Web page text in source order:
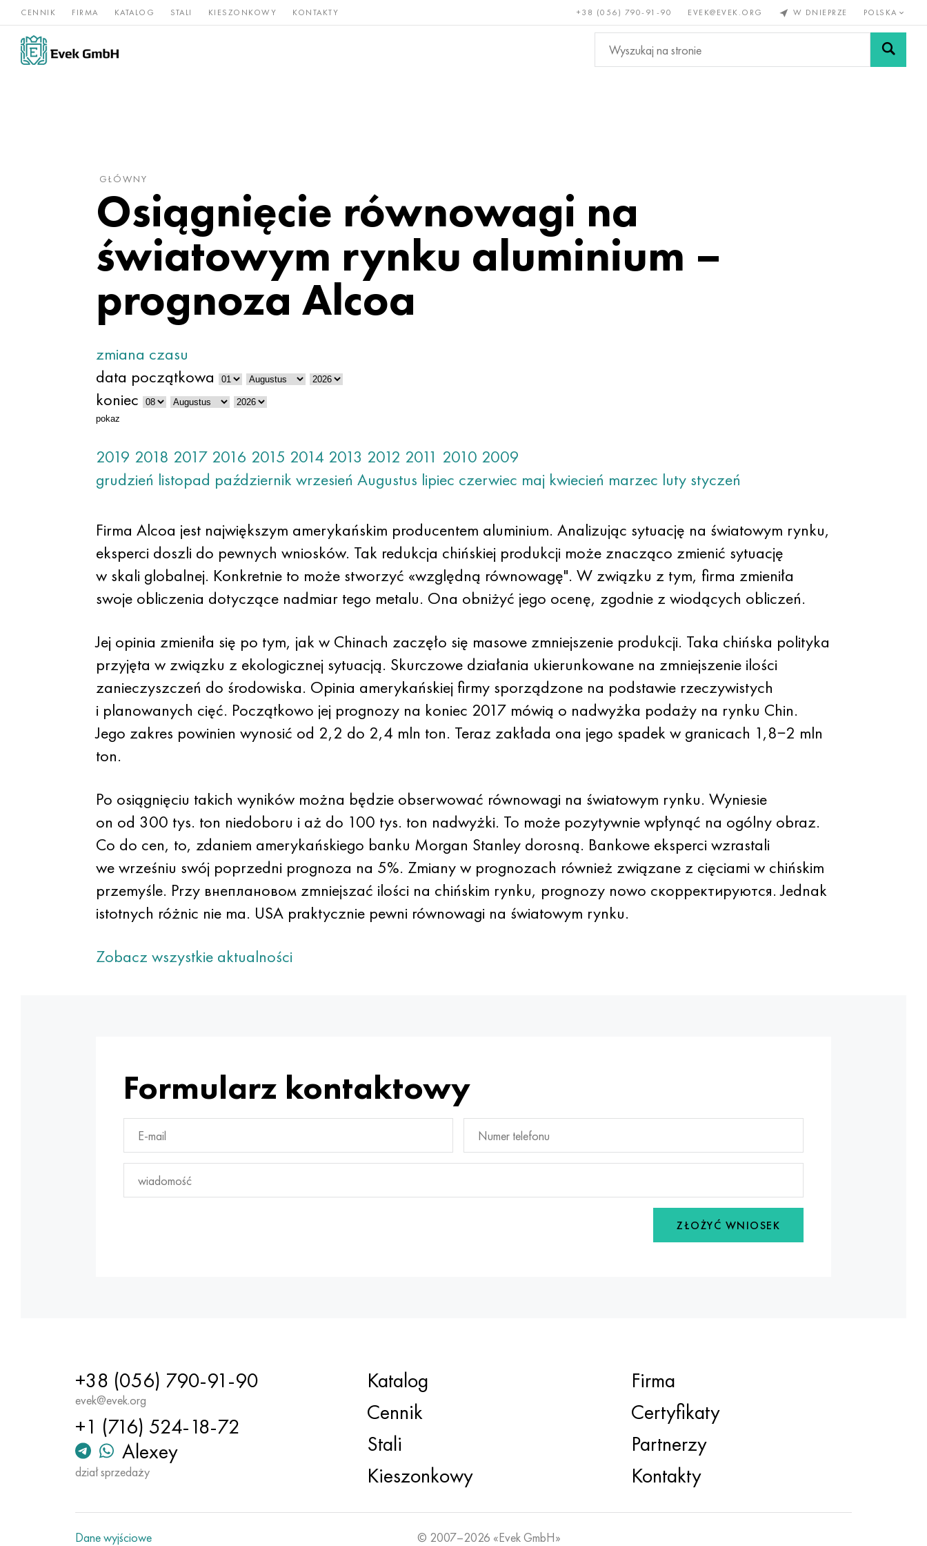
CENNIK FIRMA KATALOG STALI KIESZONKOWY KONTAKTY +38 (056) 790-91-90 EVEK@EVEK.ORG W DNIEPRZE POLSKA
Stopy
niklu
Stal Rzadkie i Brąz, miedź, Metale
nieżelazne
Stali Siatki i
GŁÓWNY
Osiągnięcie równowagi na
światowym rynku aluminium –
prognoza Alcoa
zmiana czasu
data początkowa
koniec
pokaz
2019 2018 2017 2016 2015 2014 2013 2012 2011 2010 2009
grudzień listopad październikwrzesień Augustus lipiec czerwiec maj kwiecień marzec luty styczeń
Firma Alcoa jest największym amerykańskim producentem aluminium. Analizując sytuację na światowym rynku,
eksperci doszli do pewnych wniosków. Tak redukcja chińskiej produkcji może znacząco zmienić sytuację
w skali globalnej. Konkretnie to może stworzyć «względną równowagę". W związku z tym, firma zmieniła
swoje obliczenia dotyczące nadmiar tego metalu. Ona obniżyć jego ocenę, zgodnie z wiodących obliczeń.
Jej opinia zmieniła się po tym, jak w Chinach zaczęło się masowe zmniejszenie produkcji. Taka chińska polityka
przyjęta w związku z ekologicznej sytuacją. Skurczowe działania ukierunkowane na zmniejszenie ilości
zanieczyszczeń do środowiska. Opinia amerykańskiej firmy sporządzone na podstawie rzeczywistych
i planowanych cięć. Początkowo jej prognozy na koniec 2017 mówią o nadwyżka podaży na rynku Chin.
Jego zakres powinien wynosić od 2,2 do 2,4 mln ton. Teraz zakłada ona jego spadek w granicach 1,8−2 mln
ton.
Po osiągnięciu takich wyników można będzie obserwować równowagi na światowym rynku. Wyniesie
on od 300 tys. ton niedoboru i aż do 100 tys. ton nadwyżki. To może pozytywnie wpłynąć na ogólny obraz.
Co do cen, to, zdaniem amerykańskiego banku Morgan Stanley dorosną. Bankowe eksperci wzrastali
we wrześniu swój poprzedni prognoza na 5%. Zmiany w prognozach również związane z cięciami w chińskim
przemyśle. Przy внеплановом zmniejszać ilości na chińskim rynku, prognozy nowo скорректируются. Jednak
istotnych różnic nie ma. USA praktycznie pewni równowagi na światowym rynku.
Zobacz wszystkie aktualności
Formularz kontaktowy
ZŁOŻYĆ WNIOSEK
+38 (056) 790-91-90
evek@evek.org
+1 (716) 524-18-72
Alexey
dział sprzedaży
Katalog
Cennik
Stali
Kieszonkowy
Firma
Certyfikaty
Partnerzy
Kontakty
Dane wyjściowe
© 2007–2026 «Evek GmbH»